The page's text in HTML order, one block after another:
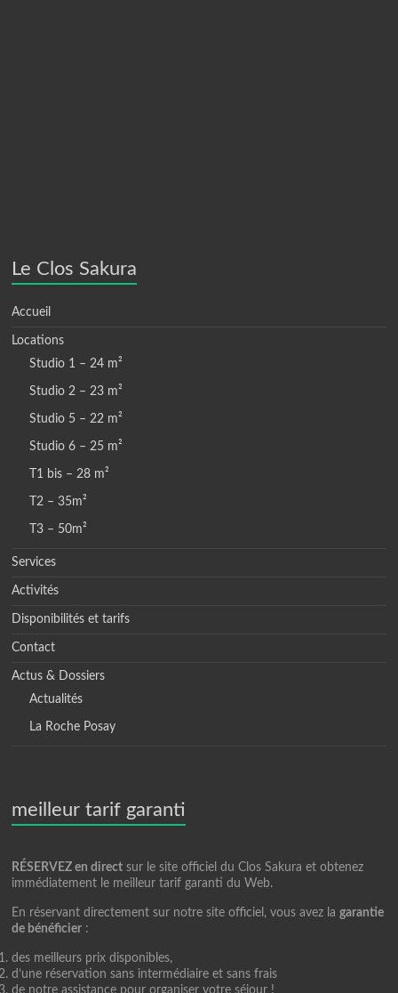
Le Clos Sakura
Accueil
Locations
Studio 1 – 24 m²
Studio 2 – 23 m²
Studio 5 – 22 m²
Studio 6 – 25 m²
T1 bis – 28 m²
T2 – 35m²
T3 – 50m²
Services
Activités
Disponibilités et tarifs
Contact
Actus & Dossiers
Actualités
La Roche Posay
meilleur tarif garanti
RÉSERVEZ en direct sur le site officiel du Clos Sakura et obtenez
immédiatement le meilleur tarif garanti du Web.
En réservant directement sur notre site officiel, vous avez lagarantie
de bénéficier :
des meilleurs prix disponibles,
d’une réservation sans intermédiaire et sans frais